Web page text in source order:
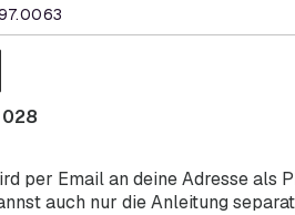
per Email an deine Adresse als
auch nur die Anleitung